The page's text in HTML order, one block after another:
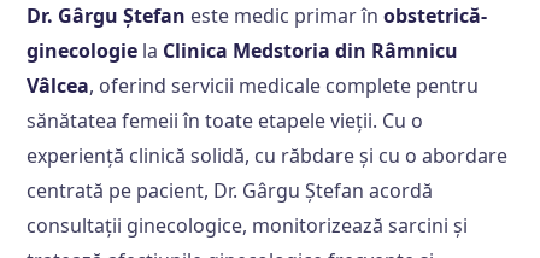
Dr. Gârgu Ștefan este medic primar înobstetrică-
ginecologie la Clinica Medstoria din Râmnicu
Vâlcea, oferind servicii medicale complete pentru
sănătatea femeii în toate etapele vieții. Cu o
experiență clinică solidă, cu răbdare și cu o abordare
centrată pe pacient, Dr. Gârgu Ștefan acordă
consultații ginecologice, monitorizează sarcini și